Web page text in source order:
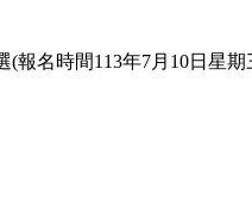
報名時間113年7月10日星